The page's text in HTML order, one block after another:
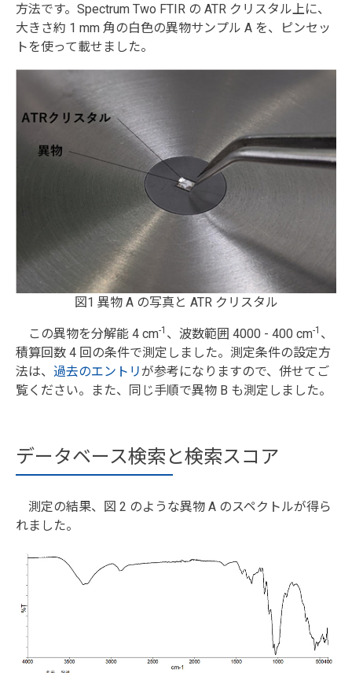
方法です。Spectrum Two FTIR の ATR クリスタル上に、
大きさ約 1 mm 角の白色の異物サンプル A を、ピンセッ
トを使って載せました。
図1 異物 A の写真と ATR クリスタル
この異物を分解能 4 cm-1 、波数範囲 4000 - 400 cm-1 、
積算回数 4 回の条件で測定しました。測定条件の設定方
法は、 過去のエントリが参考になりますので、併せてご
覧ください。また、同じ手順で異物 B も測定しました。
データベース検索と検索スコア
測定の結果、図 2 のような異物 A のスペクトルが得ら
れました。